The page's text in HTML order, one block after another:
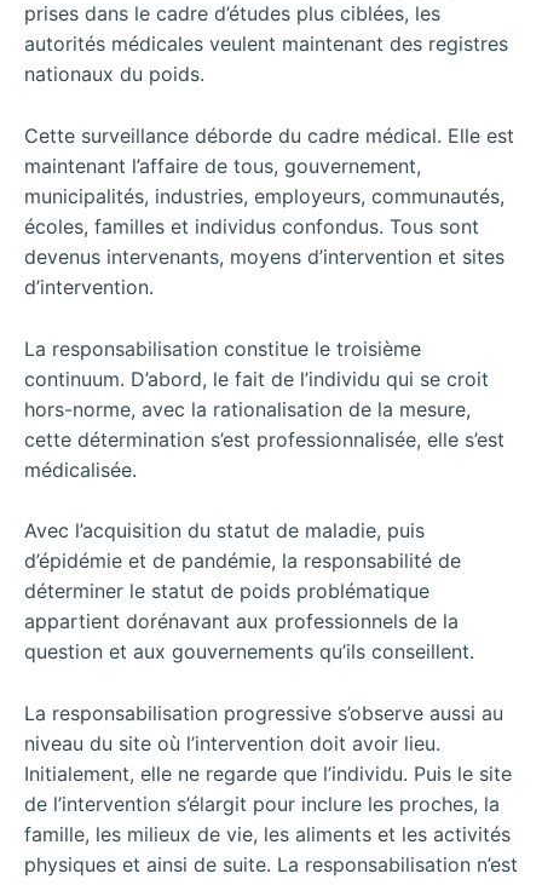
prises dans le cadre d’études plus ciblées, les
autorités médicales veulent maintenant des registres
nationaux du poids.
Cette surveillance déborde du cadre médical. Elle est
maintenant l’affaire de tous, gouvernement,
municipalités, industries, employeurs, communautés,
écoles, familles et individus confondus. Tous sont
devenus intervenants, moyens d’intervention et sites
d’intervention.
La responsabilisation constitue le troisième
continuum. D’abord, le fait de l’individu qui se croit
hors-norme, avec la rationalisation de la mesure,
cette détermination s’est professionnalisée, elle s’est
médicalisée.
Avec l’acquisition du statut de maladie, puis
d’épidémie et de pandémie, la responsabilité de
déterminer le statut de poids problématique
appartient dorénavant aux professionnels de la
question et aux gouvernements qu’ils conseillent.
La responsabilisation progressive s’observe aussi au
niveau du site où l’intervention doit avoir lieu.
Initialement, elle ne regarde que l’individu. Puis le site
de l’intervention s’élargit pour inclure les proches, la
famille, les milieux de vie, les aliments et les activités
physiques et ainsi de suite. La responsabilisation n’est